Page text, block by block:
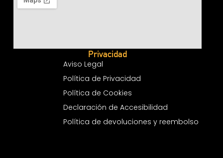
Privacidad
Aviso Legal
Política de Privacidad
Política de Cookies
Declaración de Accesibilidad
Política de devoluciones y reembolso